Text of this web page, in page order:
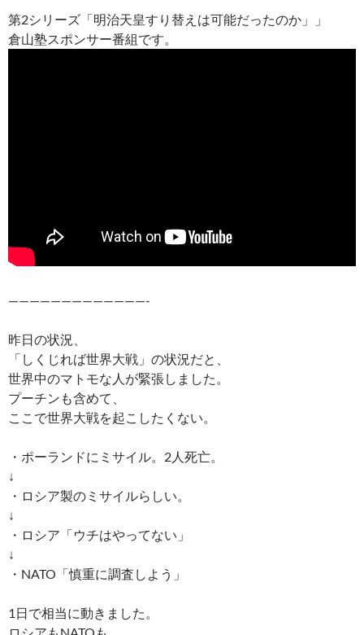
第2シリーズ「明治天皇すり替えは可能だったのか」」
倉山塾スポンサー番組です。
—————————————-
昨日の状況、
「しくじれば世界大戦」の状況だと、
世界中のマトモな人が緊張しました。
プーチンも含めて、
ここで世界大戦を起こしたくない。
・ポーランドにミサイル。2人死亡。
↓
・ロシア製のミサイルらしい。
↓
・ロシア「ウチはやってない」
↓
・NATO「慎重に調査しよう」
1日で相当に動きました。